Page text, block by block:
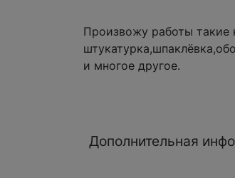
Произвожу работы такие
и многое другое.
Дополнительная